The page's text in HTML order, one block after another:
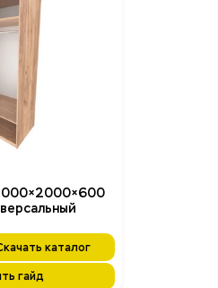
каталог
гайд